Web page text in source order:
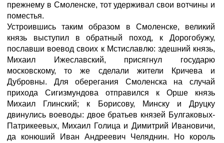
прежнему в Смоленске, тот удерживал свои вотчины и
поместья.
Устроившись таким образом в Смоленске, великий
князь выступил в обратный поход, к Дорогобужу,
пославши воевод своих к Мстиславлю: здешний князь,
Михаил Ижеславский, присягнул государю
московскому, то же сделали жители Кричева и
Дубровны. Для оберегания Смоленска на случай
прихода Сигизмундова отправился к Орше князь
Михаил Глинский; к Борисову, Минску и Друцку
двинулись воеводы: двое братьев князей Булгаковых-
Патрикеевых, Михаил Голица и Димитрий Ивановичи,
да конюший Иван Андреевич Челяднин. Но король